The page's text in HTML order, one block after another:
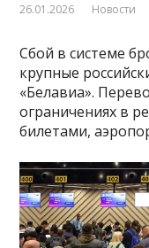
26.01.2026 Новости
Сбой в системе
крупные
«Белавиа».
ограничениях в
билетами,